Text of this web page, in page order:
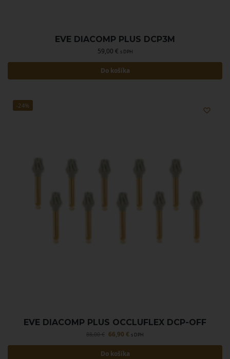
EVE DIACOMP PLUS DCP3M
59,00 € s DPH
Do košíka
-24%
EVE DIACOMP PLUS OCCLUFLEX DCP-OFF
88,00€ 66,90 € s DPH
Do košíka